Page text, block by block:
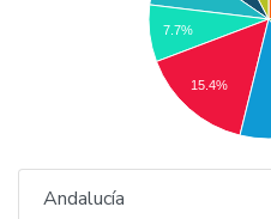
7.7%
15.4%
Andalucía